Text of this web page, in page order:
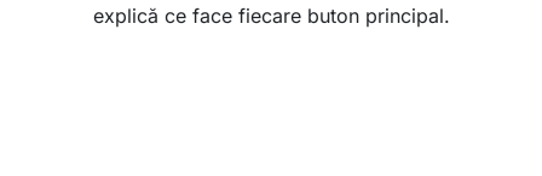
explică ce face fiecare buton principal.